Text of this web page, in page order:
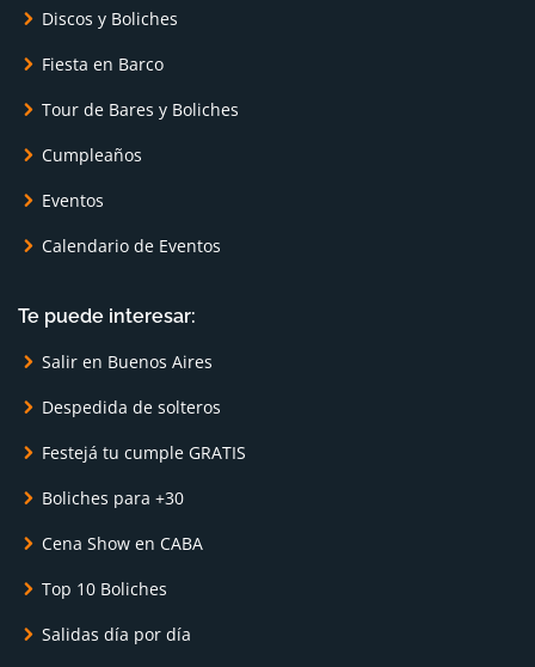
Discos y Boliches
Fiesta en Barco
Tour de Bares y Boliches
Cumpleaños
Eventos
Calendario de Eventos
Te puede interesar:
Salir en Buenos Aires
Despedida de solteros
Festejá tu cumple GRATIS
Boliches para +30
Cena Show en CABA
Top 10 Boliches
Salidas día por día